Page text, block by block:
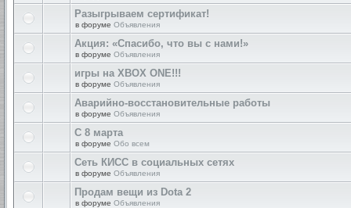
Разыгрываем сертификат!
в форуме Объявления
Акция: «Спасибо, что вы с нами!»
в форуме Объявления
игры на XBOX ONE!!!
в форуме Объявления
Аварийно-восстановительные работы
в форуме Объявления
С 8 марта
в форуме Обо всем
Сеть КИСС в социальных сетях
в форуме Объявления
Продам вещи из Dota 2
в форуме Объявления